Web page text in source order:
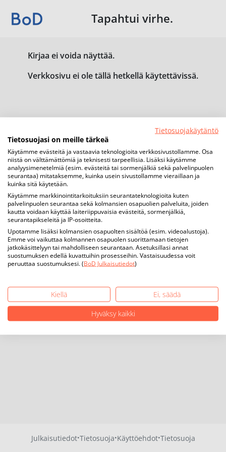
Tapahtui virhe.
Kirjaa ei voida näyttää.
Verkkosivu ei ole tällä hetkellä käytettävissä.
Julkaisutiedot·Tietosuoja·Käyttöehdot·Tietosuoja
Tietosuojakäytäntö
Tietosuojasi on meille tärkeä
Käytämme evästeitä ja vastaavia teknologioita verkkosivustollamme. Osa
niistä on välttämättömiä ja teknisesti tarpeellisia. Lisäksi käytämme
analyysimenetelmiä (esim. evästeitä tai sormenjälkiä sekä palvelinpuolen
seurantaa) mitataksemme, kuinka usein sivustollamme vieraillaan ja
kuinka sitä käytetään.
Käytämme markkinointitarkoituksiin seurantateknologioita kuten
palvelinpuolen seurantaa sekä kolmansien osapuolien palveluita, joiden
kautta voidaan käyttää laiteriippuvaisia evästeitä, sormenjälkiä,
seurantapikseleitä ja IP-osoitteita.
Upotamme lisäksi kolmansien osapuolten sisältöä (esim. videoalustoja).
Emme voi vaikuttaa kolmannen osapuolen suorittamaan tietojen
jatkokäsittelyyn tai mahdolliseen seurantaan. Asetuksillasi annat
suostumuksen edellä kuvattuihin prosesseihin. Vastaisuudessa voit
peruuttaa suostumuksesi. (BoD Julkaisutiedot)
Kiellä
Ei, säädä
Hyväksy kaikki